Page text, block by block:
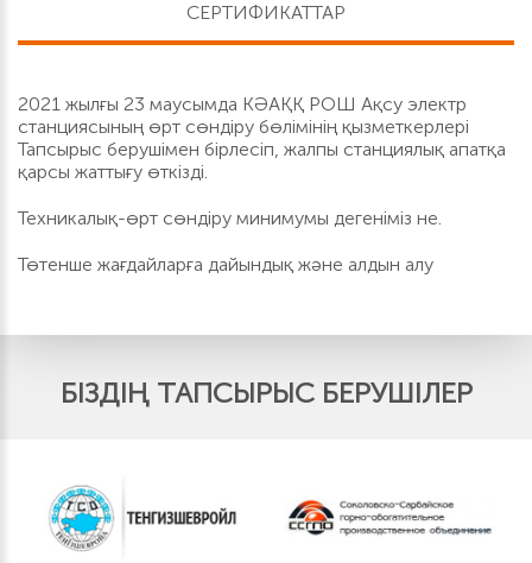
СЕРТИФИКАТТАР
2021 жылғы 23 маусымда КӘАҚҚ РОШ Ақсу электр
станциясының өрт сөндіру бөлімінің қызметкерлері
Тапсырыс берушімен бірлесіп, жалпы станциялық апатқа
қарсы жаттығу өткізді.
Техникалық-өрт сөндіру минимумы дегеніміз не.
Төтенше жағдайларға дайындық және алдын алу
БІЗДІҢ ТАПСЫРЫС БЕРУШІЛЕР